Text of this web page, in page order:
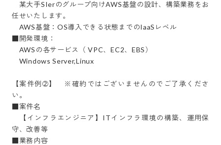
某大手SIerのグループ向けAWS基盤の設計、構築業務をお
任せいたします。
AWS基盤：OS導入できる状態までのIaaSレベル
■開発環境：
AWSの各サービス（ VPC、EC2、EBS）
Windows Server,Linux
【案件例➁】　※確約ではございませんのでご了承くださ
い。
■案件名
【インフラエンジニア】ITインフラ環境の構築、運用保
守、改善等
■業務内容